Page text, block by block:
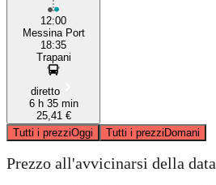
12:00
Messina Port
18:35
Trapani
diretto
6 h 35 min
25,41 €
Tutti i prezziOggi Tutti i prezziDomani
Prezzo all'avvicinarsi della